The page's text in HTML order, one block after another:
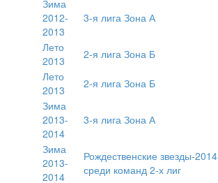
Зима
2012-
2013
3-я лига Зона А
Лето
2013
2-я лига Зона Б
Лето
2013
2-я лига Зона Б
Зима
2013-
2014
3-я лига Зона А
Зима
2013-
2014
Рождественские звезды-2014
среди команд 2-х лиг